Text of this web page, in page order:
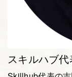
スキルハブ